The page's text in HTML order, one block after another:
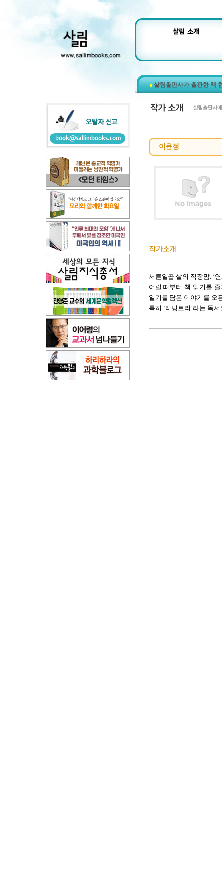
살림출판사가 출판한 책
이윤정
작가소개
서른일곱 살의 직장맘. ‘
어릴 때부터 책 읽기를
일기를 담은 이야기를 오
특히 ‘리딩트리’라는 독